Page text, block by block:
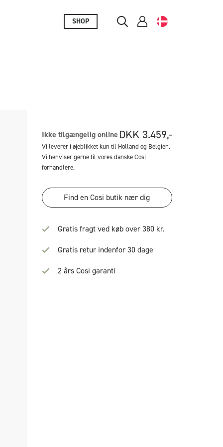
SHOP
DKK 3.459,-
Ikke tilgængelig online
Vi leverer i øjeblikket kun til Holland og Belgien.
Vi henviser gerne til vores danske Cosi
forhandlere.
Find en Cosi butik nær dig
Gratis fragt ved køb over 380 kr.
Gratis retur indenfor 30 dage
2 års Cosi garanti